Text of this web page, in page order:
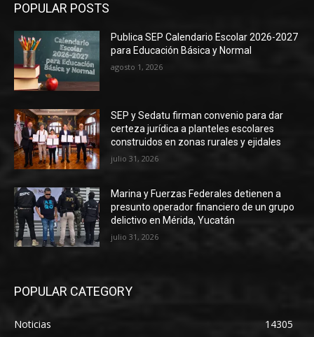
POPULAR POSTS
Publica SEP Calendario Escolar 2026-2027
para Educación Básica y Normal
agosto 1, 2026
SEP y Sedatu firman convenio para dar
certeza jurídica a planteles escolares
construidos en zonas rurales y ejidales
julio 31, 2026
Marina y Fuerzas Federales detienen a
presunto operador financiero de un grupo
delictivo en Mérida, Yucatán
julio 31, 2026
POPULAR CATEGORY
Noticias
14305